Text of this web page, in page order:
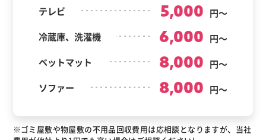
テレビ
5,000 円～
冷蔵庫、洗濯機
6,000 円～
ベットマット
8,000 円～
ソファー
8,000 円～
※ゴミ屋敷や物屋敷の不用品回収費用は応相談となりますが、当社